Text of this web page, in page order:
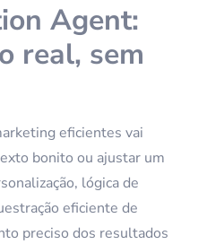
Agent:
real, sem
eficientes vai
bonito ou ajustar um
lógica de
eficiente de
preciso dos resultados